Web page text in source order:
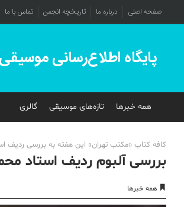
صفحه اصلی درباره ما تاریخچه انجمن تماس با ما
پایگاه اطلاع‌رسانی موسیقی
همه خبرها تازه‌های موسیقی گالری
کافه کتاب «مکتب تهران» این هفته به بررسی ردیف
بررسی آلبوم ردیف استاد
همه خبرها